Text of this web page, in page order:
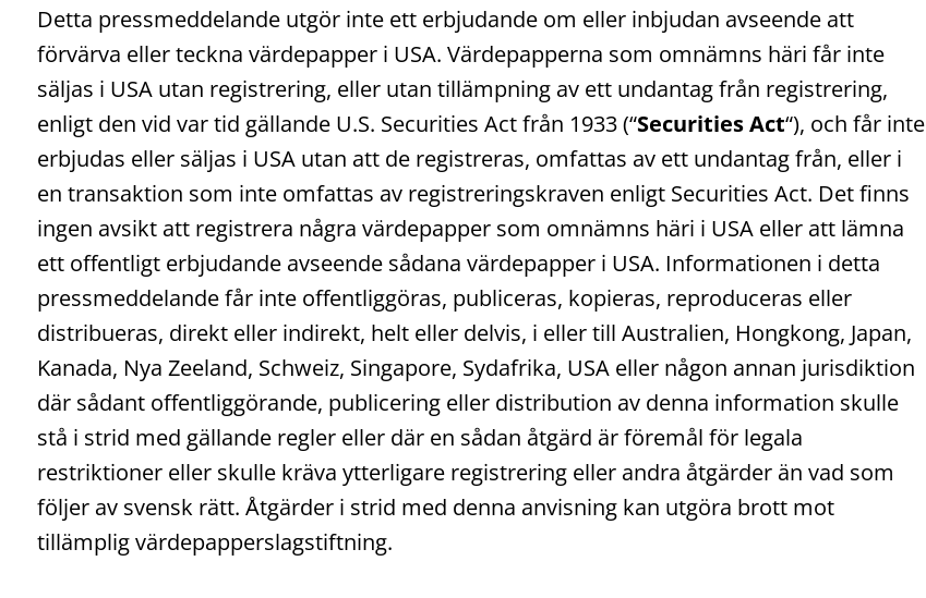
Detta pressmeddelande utgör inte ett erbjudande om eller inbjudan avseende att
förvärva eller teckna värdepapper i USA. Värdepapperna som omnämns häri får inte
säljas i USA utan registrering, eller utan tillämpning av ett undantag från registrering,
enligt den vid var tid gällande U.S. Securities Act från 1933 (“Securities Act“), och får inte
erbjudas eller säljas i USA utan att de registreras, omfattas av ett undantag från, eller i
en transaktion som inte omfattas av registreringskraven enligt Securities Act. Det finns
ingen avsikt att registrera några värdepapper som omnämns häri i USA eller att lämna
ett offentligt erbjudande avseende sådana värdepapper i USA. Informationen i detta
pressmeddelande får inte offentliggöras, publiceras, kopieras, reproduceras eller
distribueras, direkt eller indirekt, helt eller delvis, i eller till Australien, Hongkong, Japan,
Kanada, Nya Zeeland, Schweiz, Singapore, Sydafrika, USA eller någon annan jurisdiktion
där sådant offentliggörande, publicering eller distribution av denna information skulle
stå i strid med gällande regler eller där en sådan åtgärd är föremål för legala
restriktioner eller skulle kräva ytterligare registrering eller andra åtgärder än vad som
följer av svensk rätt. Åtgärder i strid med denna anvisning kan utgöra brott mot
tillämplig värdepapperslagstiftning.